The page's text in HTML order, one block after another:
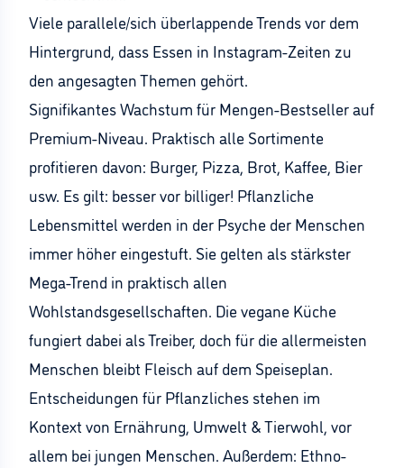
Viele parallele/sich überlappende Trends vor dem
Hintergrund, dass Essen in Instagram-Zeiten zu
den angesagten Themen gehört.
Signifikantes Wachstum für Mengen-Bestseller auf
Premium-Niveau. Praktisch alle Sortimente
profitieren davon: Burger, Pizza, Brot, Kaffee, Bier
usw. Es gilt: besser vor billiger! Pflanzliche
Lebensmittel werden in der Psyche der Menschen
immer höher eingestuft. Sie gelten als stärkster
Mega-Trend in praktisch allen
Wohlstandsgesellschaften. Die vegane Küche
fungiert dabei als Treiber, doch für die allermeisten
Menschen bleibt Fleisch auf dem Speiseplan.
Entscheidungen für Pflanzliches stehen im
Kontext von Ernährung, Umwelt & Tierwohl, vor
allem bei jungen Menschen. Außerdem: Ethno-